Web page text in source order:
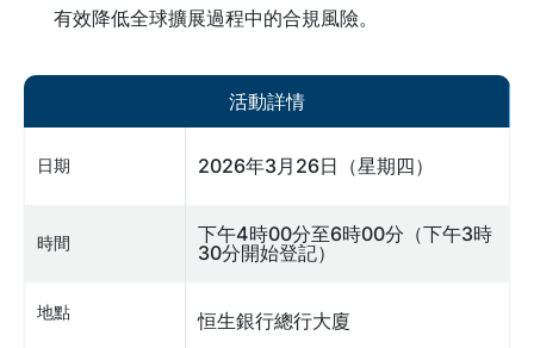
有效降低全球擴展過程中的合規風險。
活動詳情
日期 2026年3月26日（星期四）
時間
下午4時00分至6時00分（下午3時
30分開始登記）
地點 恒生銀行總行大廈